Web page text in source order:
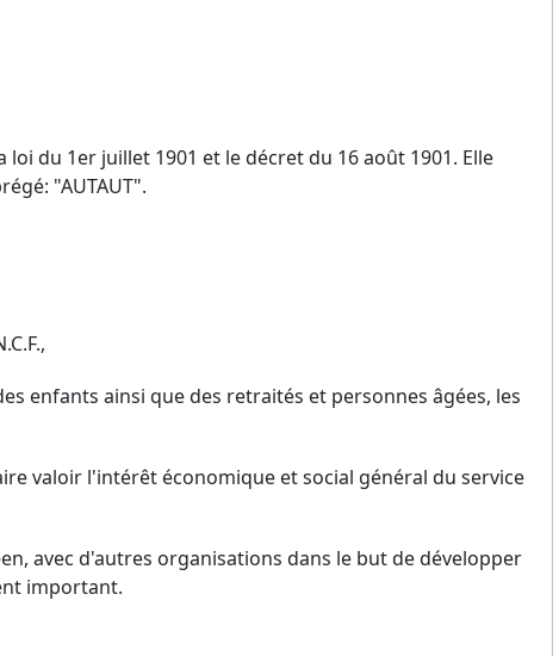
du 1er juillet 1901 et le décret du 16 août 1901. Elle
"AUTAUT".
enfants ainsi que des retraités et personnes âgées, les
valoir l'intérêt économique et social général du service
avec d'autres organisations dans le but de développer
important.